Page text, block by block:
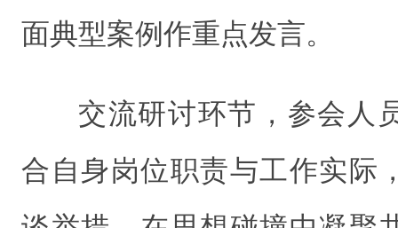
面典型案例作重点发言。
交流研讨环节，参会人
合自身岗位职责与工作实际